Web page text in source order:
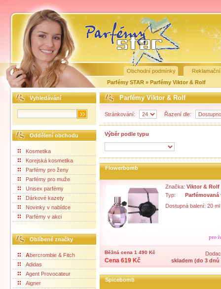
Obchodní podmínky
Parfémy STAR » Parfémy Viktor & Rolf
Vyhledávání
Oddělení obchodu
Kosmetika
Korejská kosmetika
Parfémy pro ženy
Parfémy pro muže
Unisex parfémy
Dárkové kazety
Novinky v nabídce
Parfémy v akci
Oblíbené značky
Abercrombie & Fitch
Adidas
Agent Provocateur
Aigner
Parfémy Viktor & Rolf
Stránkování: Řazení dle:
Výběr podle typu
Flowerbomb
Značka: Viktor & Rolf
Typ:
Parfémovaná
Dostupná balení: 20
Běžná cena 1 490 Kč
Cena 619 Kč
skladem (do 3 dnů
Spicebomb